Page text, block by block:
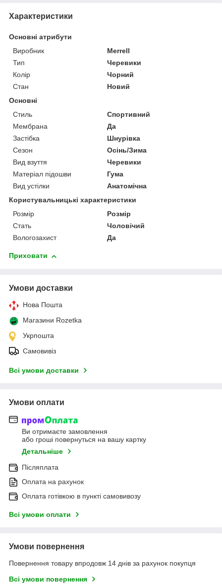
Характеристики
Основні атрибути
Виробник
Merrell
Тип
Черевики
Колір
Чорний
Стан
Новий
Основні
Стиль
Спортивний
Мембрана
Да
Застібка
Шнурівка
Сезон
Осінь/Зима
Вид взуття
Черевики
Матеріал підошви
Гума
Вид устілки
Анатомічна
Користувальницькі характеристики
Розмір
Розмір
Стать
Чоловічий
Вологозахист
Да
Приховати
Умови доставки
Нова Пошта
Магазини Rozetka
Укрпошта
Самовивіз
Всі умови доставки
Умови оплати
Ви отримаєте замовлення
або гроші повернуться на вашу картку
Детальніше
Післяплата
Оплата на рахунок
Оплата готівкою в пункті самовивозу
Всі умови оплати
Умови повернення
Повернення товару впродовж 14 днів за рахунок покупця
Всі умови повернення